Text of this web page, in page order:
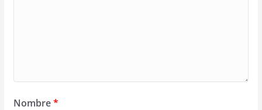
Nombre*